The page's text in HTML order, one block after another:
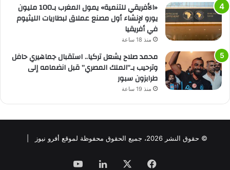
«الأفريقي للتنمية» يمول المغرب بـ100 مليون
يورو لإنشاء أول مصنع عملاق لبطاريات الليثيوم
في أفريقيا
منذ 18 ساعة
محمد صلاح يشعل تركيا.. استقبال جماهيري حافل
وترحيب بـ”الملك المصري” قبل انضمامه إلى
طرابزون سبور
منذ 19 ساعة
© حقوق النشر 2026، جميع الحقوق محفوظة لموقع أفرو نيوز |
فيسبوك لينكدإن